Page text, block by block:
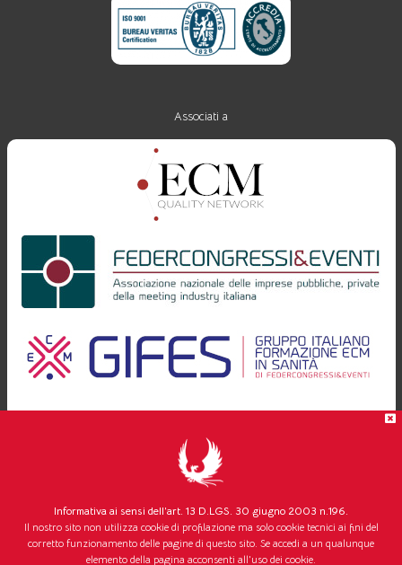
Associati a
Progettazione e realizzazione
Copyright © 2026 Tutti i diritti riservati.
Informativa ai sensi dell’art. 13 D.LGS. 30 giugno 2003 n.196.
Il nostro sito non utilizza cookie di profilazione ma solo cookie tecnici ai fini del
corretto funzionamento delle pagine di questo sito. Se accedi a un qualunque
elemento della pagina acconsenti all'uso dei cookie.